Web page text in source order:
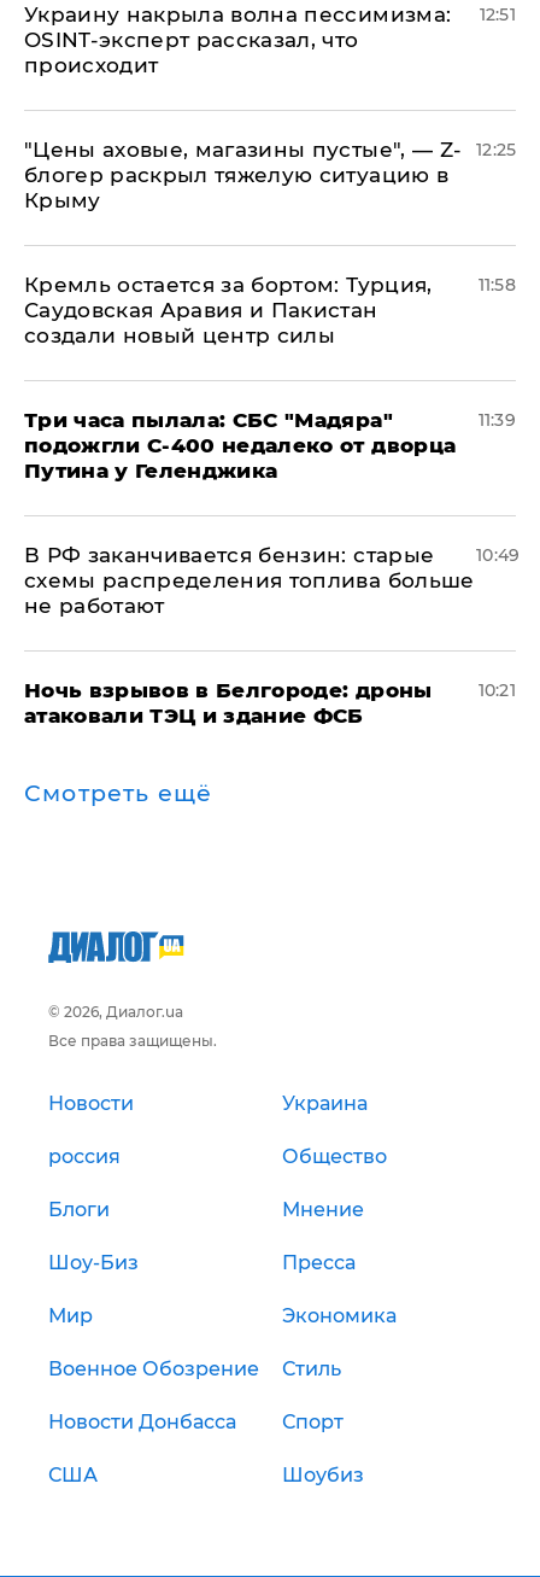
​Украину накрыла волна пессимизма:
OSINT-эксперт рассказал, что
происходит
12:51
​"Цены аховые, магазины пустые", — Z-
блогер раскрыл тяжелую ситуацию в
Крыму
12:25
​Кремль остается за бортом: Турция,
Саудовская Аравия и Пакистан
создали новый центр силы
11:58
Три часа пылала: СБС "Мадяра"
подожгли С-400 недалеко от дворца
Путина у Геленджика
11:39
​В РФ заканчивается бензин: старые
схемы распределения топлива больше
не работают
10:49
​Ночь взрывов в Белгороде: дроны
атаковали ТЭЦ и здание ФСБ
10:21
Смотреть ещё
© 2026, Диалог.ua
Все права защищены.
Новости Украина
россия Общество
Блоги Мнение
Шоу-Биз Пресса
Мир Экономика
Военное Обозрение Стиль
Новости Донбасса Спорт
США Шоубиз